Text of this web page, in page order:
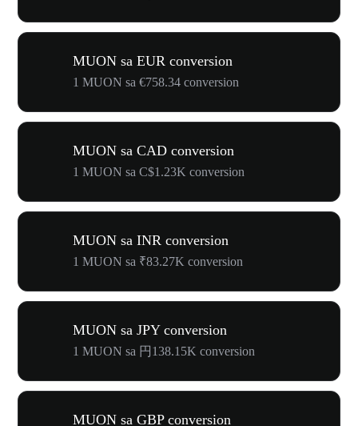
MUON sa EUR conversion
1 MUON sa €758.34 conversion
MUON sa CAD conversion
1 MUON sa C$1.23K conversion
MUON sa INR conversion
1 MUON sa ₹83.27K conversion
MUON sa JPY conversion
1 MUON sa 円138.15K conversion
MUON sa GBP conversion